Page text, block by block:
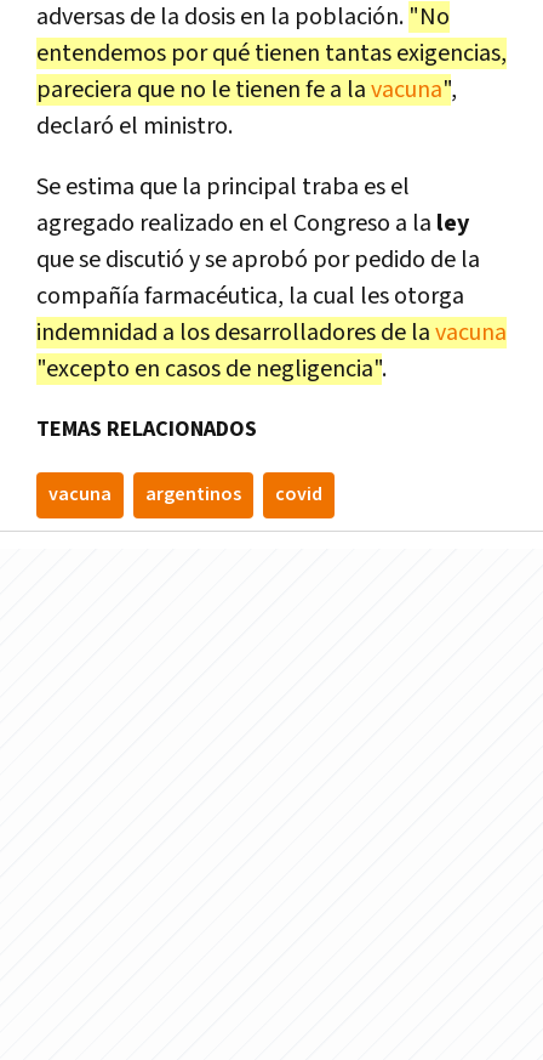
adversas de la dosis en la población. "No
entendemos por qué tienen tantas exigencias,
pareciera que no le tienen fe a lavacuna",
declaró el ministro.
Se estima que la principal traba es el
agregado realizado en el Congreso a la ley
que se discutió y se aprobó por pedido de la
compañía farmacéutica, la cual les otorga
indemnidad a los desarrolladores de lavacuna
"excepto en casos de negligencia".
TEMAS RELACIONADOS
vacuna argentinos covid